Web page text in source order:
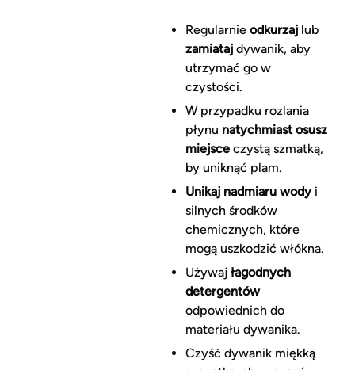
Regularnie odkurzajlub
zamiataj dywanik, aby
utrzymać go w
czystości.
W przypadku rozlania
płynu natychmiast osusz
miejsceczystą szmatką,
by uniknąć plam.
Unikaj nadmiaru wodyi
silnych środków
chemicznych, które
mogą uszkodzić włókna.
Używaj łagodnych
detergentów
odpowiednich do
materiału dywanika.
Czyść dywanik miękką